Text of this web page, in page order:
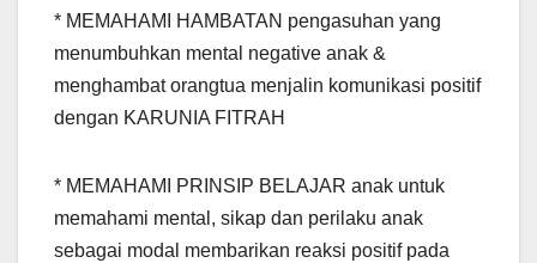
* MEMAHAMI HAMBATAN pengasuhan yang
menumbuhkan mental negative anak &
menghambat orangtua menjalin komunikasi positif
dengan KARUNIA FITRAH
* MEMAHAMI PRINSIP BELAJAR anak untuk
memahami mental, sikap dan perilaku anak
sebagai modal membarikan reaksi positif pada